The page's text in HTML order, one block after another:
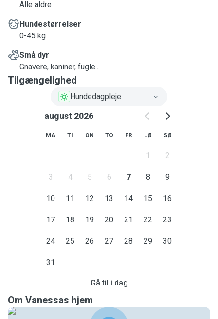
Alle aldre
Hundestørrelser
0-45 kg
Små dyr
Gnavere, kaniner, fugle...
Tilgængelighed
Hundedagpleje
august 2026
MA TI ON TO FR LØ SØ
1 2
3 4 5 6 7 8 9
10 11 12 13 14 15 16
17 18 19 20 21 22 23
24 25 26 27 28 29 30
31
Gå til i dag
Om Vanessas hjem